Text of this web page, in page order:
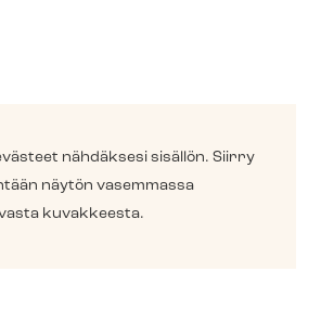
nähdäksesi sisällön. Siirry
näytön vasemmassa
kuvakkeesta.